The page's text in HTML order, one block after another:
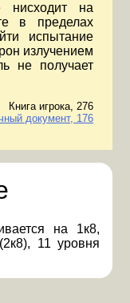
нисходит на
в пределах
испытание
излучением
не получает
Книга игрока, 276
документ, 176
на 1к8,
11 уровня